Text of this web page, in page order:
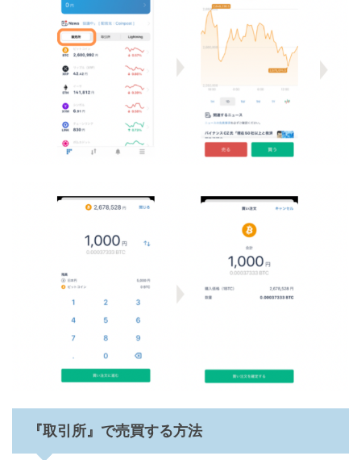
『取引所』で売買する方法